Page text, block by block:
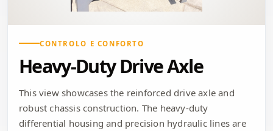
CONTROLO E CONFORTO
Heavy-Duty Drive Axle
This view showcases the reinforced drive axle and
robust chassis construction. The heavy-duty
differential housing and precision hydraulic lines are